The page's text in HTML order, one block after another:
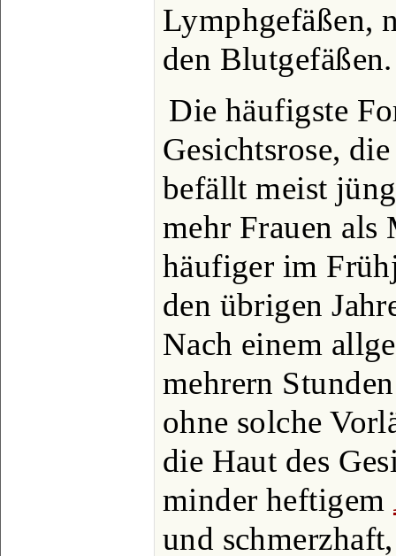
Lymphgefäßen,
den Blutgefäßen.
Die häufigste
Gesichtsrose,
befällt meist
mehr Frauen
häufiger im
den übrigen
Nach einem
mehrern
ohne solche
die Haut des
minder heftigem
und